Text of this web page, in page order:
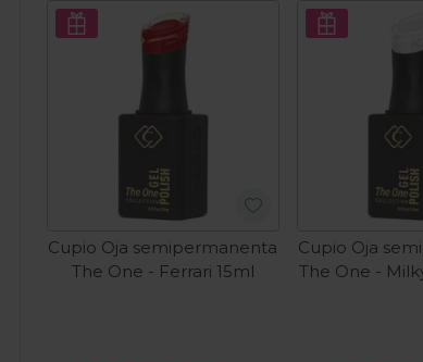
Cupio Oja semipermanenta
The One - Ferrari 15ml
Cupio Oja
The One -